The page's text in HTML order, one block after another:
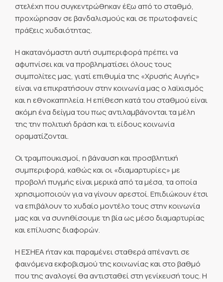
στελέχη που συγκεντρώθηκαν έξω από το σταθμό,
προχώρησαν σε βανδαλισμούς και σε πρωτοφανείς
πράξεις χυδαιότητας.
Η ακατανόμαστη αυτή συμπεριφορά πρέπει να
αφυπνίσει και να προβληματίσει όλους τους
συμπολίτες μας, γιατί επιθυμία της «Χρυσής Αυγής»
είναι να επικρατήσουν στην κοινωνία μας ο λαϊκισμός
και η εθνοκαπηλεία. Η επίθεση κατά του σταθμού είναι
ακόμη ένα δείγμα του πως αντιλαμβάνονται τα μέλη
της την πολιτική δράση και τι είδους κοινωνία
οραματίζονται.
Οι τραμπουκισμοί, η βάναυση και προσβλητική
συμπεριφορά, καθώς και οι «διαμαρτυρίες» με
προβολή πυγμής είναι μερικά από τα μέσα, τα οποία
χρησιμοποιούν για να γίνουν αρεστοί. Επιδιώκουν έτσι
να επιβάλουν το χυδαίο μοντέλο τους στην κοινωνία
μας και να συνηθίσουμε τη βία ως μέσο διαμαρτυρίας
και επίλυσης διαφορών.
Η ΕΣΗΕΑ ήταν και παραμένει σταθερά απέναντι σε
φαινόμενα εκφοβισμού της κοινωνίας και στο βαθμό
που της αναλογεί θα αντισταθεί στη γενίκευσή τους. Η